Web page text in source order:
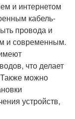
и интернетом
кабель-
провода и
и современным.
что делает
можно
устройств,